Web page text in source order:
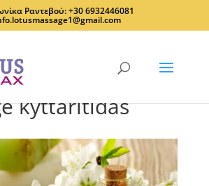
Ραντεβού: +30 6932446081
kyttaritidas